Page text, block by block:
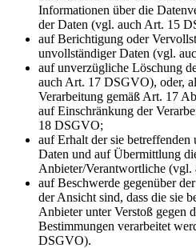
Informationen über die
der Daten (vgl. auch Art. 15
auf Berichtigung oder
unvollständiger Daten (vgl.
auf unverzügliche Löschung
auch Art. 17 DSGVO), oder,
Verarbeitung gemäß Art. 17
auf Einschränkung der
18 DSGVO;
auf Erhalt der sie betreffenden
Daten und auf Übermittlung
Anbieter/Verantwortliche
auf Beschwerde gegenüber
der Ansicht sind, dass die sie
Anbieter unter Verstoß gegen
Bestimmungen verarbeitet
DSGVO).